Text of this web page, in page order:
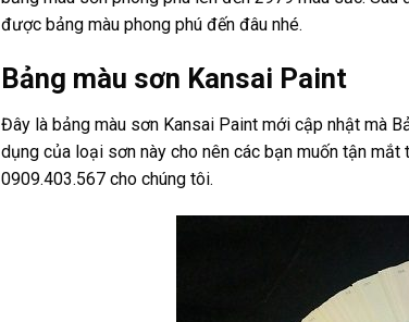
được bảng màu phong phú đến đâu nhé.
Bảng màu sơn Kansai Paint
Đây là bảng màu sơn Kansai Paint mới cập nhật mà
dụng của loại sơn này cho nên các bạn muốn tận
0909.403.567 cho chúng tôi.